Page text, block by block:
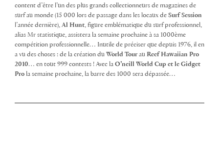
content d’être l’un des plus grands collectionneurs de magazines de
surf au monde (15 000 lors de passage dans les locaux de Surf Session
l’année dernière), Al Hunt, figure emblématique du surf professionnel,
alias Mr statistique, assistera la semaine prochaine à sa 1000ème
compétition professionnelle… Inutile de préciser que depuis 1976, il en
a vu des choses : de la création du World Tourau Reef Hawaiian Pro
2010… en tout 999 contests ! Avec la O’neill World Cup et le Gidget
Pro la semaine prochaine, la barre des 1000 sera dépassée…